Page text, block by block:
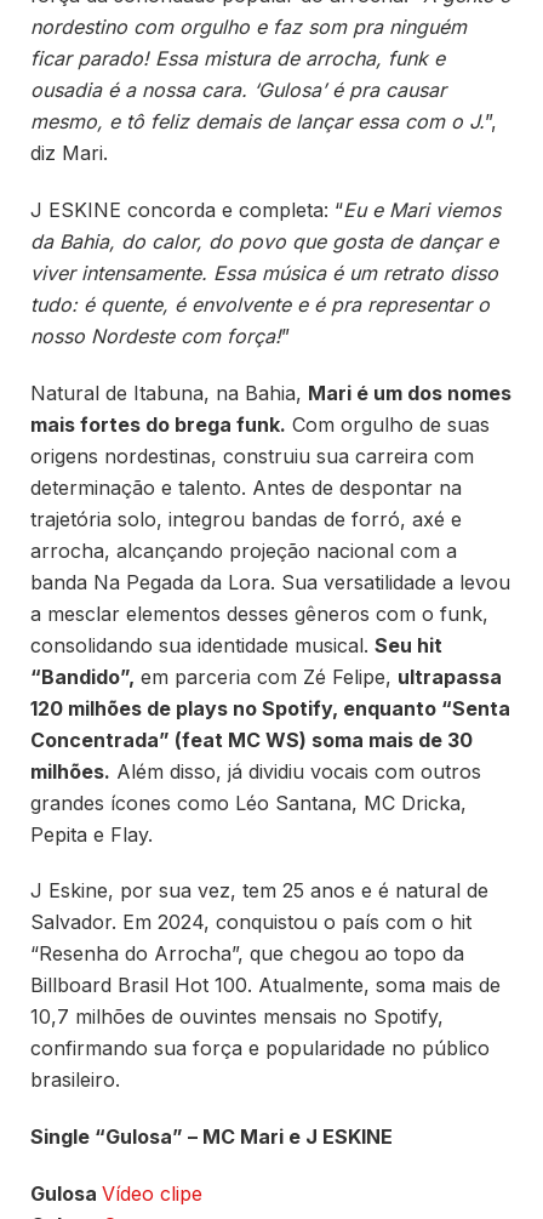
nordestino com orgulho e faz som pra ninguém
ficar parado! Essa mistura de arrocha, funk e
ousadia é a nossa cara. ‘Gulosa’ é pra causar
mesmo, e tô feliz demais de lançar essa com o J.”,
diz Mari.
J ESKINE concorda e completa: “Eu e Mari viemos
da Bahia, do calor, do povo que gosta de dançar e
viver intensamente. Essa música é um retrato disso
tudo: é quente, é envolvente e é pra representar o
nosso Nordeste com força!”
Natural de Itabuna, na Bahia, Mari é um dos nomes
mais fortes do brega funk. Com orgulho de suas
origens nordestinas, construiu sua carreira com
determinação e talento. Antes de despontar na
trajetória solo, integrou bandas de forró, axé e
arrocha, alcançando projeção nacional com a
banda Na Pegada da Lora. Sua versatilidade a levou
a mesclar elementos desses gêneros com o funk,
consolidando sua identidade musical. Seu hit
“Bandido”, em parceria com Zé Felipe, ultrapassa
120 milhões de plays no Spotify, enquanto “Senta
Concentrada” (feat MC WS) soma mais de 30
milhões. Além disso, já dividiu vocais com outros
grandes ícones como Léo Santana, MC Dricka,
Pepita e Flay.
J Eskine, por sua vez, tem 25 anos e é natural de
Salvador. Em 2024, conquistou o país com o hit
“Resenha do Arrocha”, que chegou ao topo da
Billboard Brasil Hot 100. Atualmente, soma mais de
10,7 milhões de ouvintes mensais no Spotify,
confirmando sua força e popularidade no público
brasileiro.
Single “Gulosa” – MC Mari e J ESKINE
Gulosa Vídeo clipe